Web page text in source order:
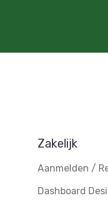
Zakelijk
Aanmelden /
Dashboard